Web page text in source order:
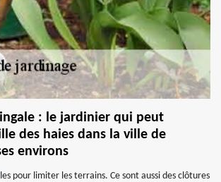
: le jardinier qui peut
des haies dans la ville de
environs
pour limiter les terrains. Ce sont aussi des clôtures